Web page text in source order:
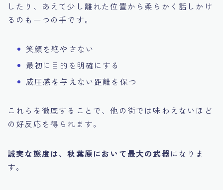
したり、あえて少し離れた位置から柔らかく話しかけ
るのも一つの手です。
笑顔を絶やさない
最初に目的を明確にする
威圧感を与えない距離を保つ
これらを徹底することで、他の街では味わえないほど
の好反応を得られます。
誠実な態度は、秋葉原において最大の武器になりま
す。